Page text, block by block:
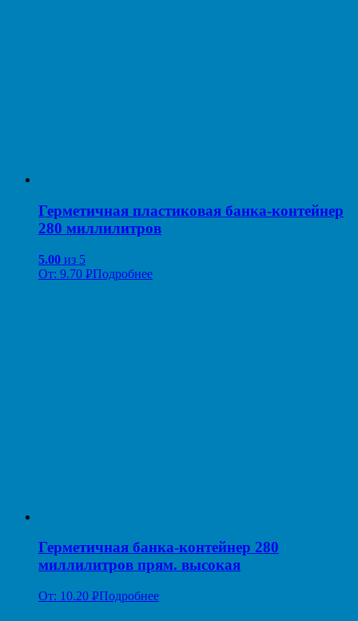
Герметичная пластиковая банка-контейнер
280 миллилитров
5.00 из 5
От: 9.70 РПодробнее
Герметичная банка-контейнер 280
миллилитров прям. высокая
От: 10.20 РПодробнее